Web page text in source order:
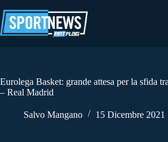
al
contenuto
Eurolega Basket: grande attesa per la sfida
– Real Madrid
Salvo Mangano 15 Dicembre 2021